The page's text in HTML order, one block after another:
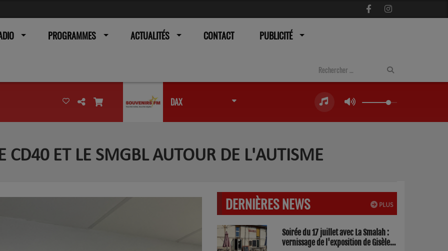
PROGRAMMES ACTUALITÉS CONTACT PUBLICITÉ
DAX
ET LE SMGBL AUTOUR DE L'AUTISME
PLUS
DERNIÈRES NEWS
Soirée du 17 juillet avec La Smalah :
vernissage de l'exposition de Gisèle